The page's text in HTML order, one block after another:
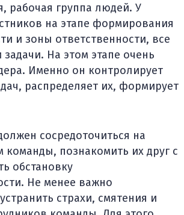
рабочая группа людей. У
на этапе формирования
и зоны ответственности, все
На этом этапе очень
Именно он контролирует
распределяет их, формирует
сосредоточиться на
познакомить их друг с
обстановку
Не менее важно
страхи, смятения и